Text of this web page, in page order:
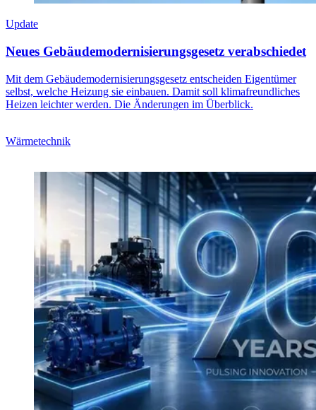
Update
Neues Gebäudemodernisierungsgesetz verabschiedet
Mit dem Gebäudemodernisierungsgesetz entscheiden Eigentümer
selbst, welche Heizung sie einbauen. Damit soll klimafreundliches
Heizen leichter werden. Die Änderungen im Überblick.
Wärmetechnik